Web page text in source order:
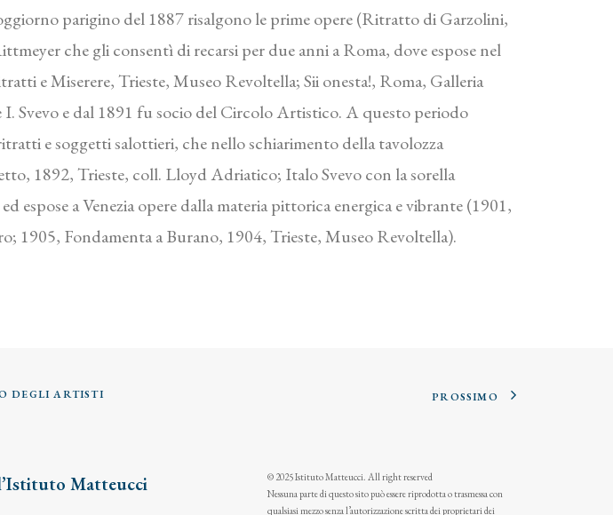
parigino del 1887 risalgono le prime opere (Ritratto di Garzolini,
che gli consentì di recarsi per due anni a Roma, dove espose nel
e Miserere, Trieste, Museo Revoltella; Sii onesta!, Roma, Galleria
Svevo e dal 1891 fu socio del Circolo Artistico. A questo periodo
e soggetti salottieri, che nello schiarimento della tavolozza
1892, Trieste, coll. Lloyd Adriatico; Italo Svevo con la sorella
espose a Venezia opere dalla materia pittorica energica e vibrante (1901,
1905, Fondamenta a Burano, 1904, Trieste, Museo Revoltella).
DEGLI ARTISTI PROSSIMO
Matteucci
© 2025 Istituto Matteucci. All right reserved
Nessuna parte di questo sito può essere riprodotta o trasmessa con
qualsiasi mezzo senza l’autorizzazione scritta dei proprietari dei